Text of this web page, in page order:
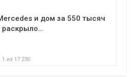
и дом за 550 тысяч
раскрыло…
1 из 17 230